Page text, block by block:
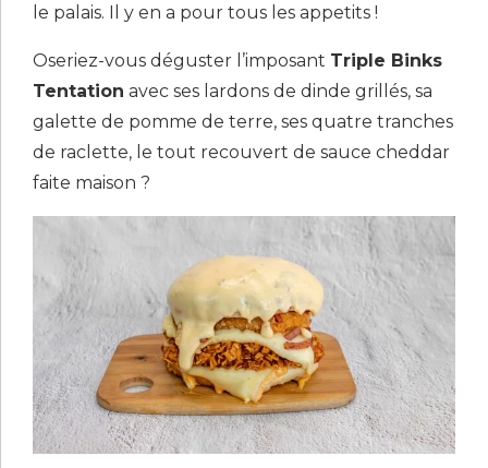
le palais. Il y en a pour tous les appetits !
Oseriez-vous déguster l’imposant Triple Binks
Tentation avec ses lardons de dinde grillés, sa
galette de pomme de terre, ses quatre tranches
de raclette, le tout recouvert de sauce cheddar
faite maison ?